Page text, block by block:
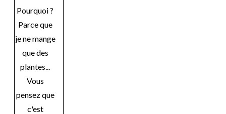
Pourquoi ?
Parce que
je ne mange
que des
plantes...
Vous
pensez que
c'est